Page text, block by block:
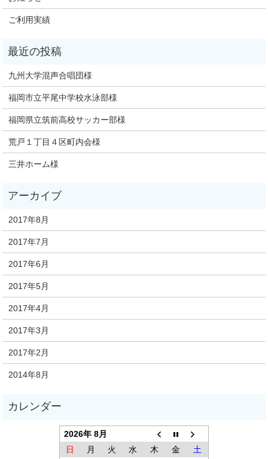
ご利用実績
九州大学混声合唱団様
福岡市立平尾中学校水泳部様
福岡県立筑前高校サッカー部様
荒戸１丁目４区町内会様
三井ホーム様
2017年8月
2017年7月
2017年6月
2017年5月
2017年4月
2017年3月
2017年2月
2014年8月
2026年 8月
日
月 火 水 木 金
土